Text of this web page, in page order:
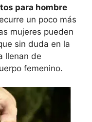
para hombre
un poco más
mujeres pueden
sin duda en la
llenan de
femenino.